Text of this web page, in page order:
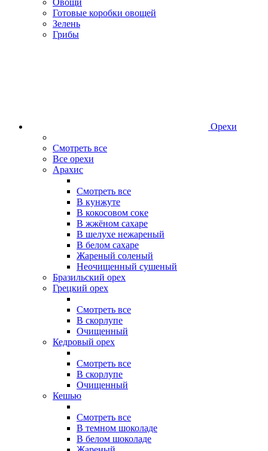
Овощи
Готовые коробки овощей
Зелень
Грибы
Орехи
Смотреть все
Все орехи
Арахис
Смотреть все
В кунжуте
В кокосовом соке
В жжёном сахаре
В шелухе нежареный
В белом сахаре
Жареный соленый
Неочищенный сушеный
Бразильский орех
Грецкий орех
Смотреть все
В скорлупе
Очищенный
Кедровый орех
Смотреть все
В скорлупе
Очищенный
Кешью
Смотреть все
В темном шоколаде
В белом шоколаде